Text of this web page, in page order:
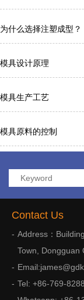
为什么选择注塑成型？
模具设计原理
模具生产工艺
模具原料的控制
Contact Us
Address：
Town, Dongguan
Tel: +86-769-